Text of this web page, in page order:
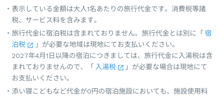
表示している金額は大人1名あたりの旅行代金です。消費税等諸
税、サービス料を含みます。
旅行代金に宿泊税は含まれておりません。旅行代金とは別に「 宿
泊税
」が必要な地域は現地にてお支払いください。
2027年4月1日以降の宿泊につきましては、旅行代金に入湯税は含
まれておりませんので、「 入湯税
」が必要な場合は現地にて
お支払いください。
添い寝こどもなど代金が0円の宿泊施設においても、施設使用料